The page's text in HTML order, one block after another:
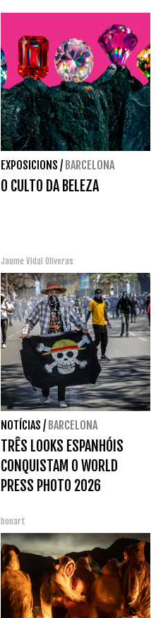
EXPOSICIONS / BARCELONA
O CULTO DA BELEZA
Jaume Vidal Oliveras
NOTÍCIAS / BARCELONA
TRÊS LOOKS ESPANHÓIS
CONQUISTAM O WORLD
PRESS PHOTO 2026
bonart